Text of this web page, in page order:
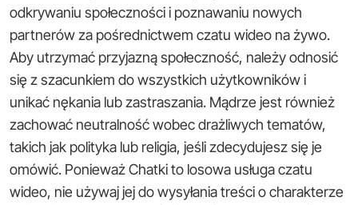
odkrywaniu społeczności i poznawaniu nowych
partnerów za pośrednictwem czatu wideo na żywo.
Aby utrzymać przyjazną społeczność, należy odnosić
się z szacunkiem do wszystkich użytkowników i
unikać nękania lub zastraszania. Mądrze jest również
zachować neutralność wobec drażliwych tematów,
takich jak polityka lub religia, jeśli zdecydujesz się je
omówić. Ponieważ Chatki to losowa usługa czatu
wideo, nie używaj jej do wysyłania treści o charakterze